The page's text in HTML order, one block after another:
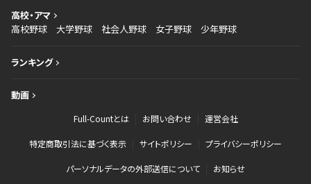
高校・アマ
高校野球
大学野球 社会人野球 女子野球 少年野球
ランキング
動画
Full-Countとは お問い合わせ 運営会社
特定商取引法に基づく表示 サイトポリシー プライバシーポリシー
パーソナルデータの外部送信について お知らせ